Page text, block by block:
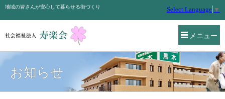
メニュー
地域の皆さんが安心して暮らせる街づくり Select Language ▼
お知らせ